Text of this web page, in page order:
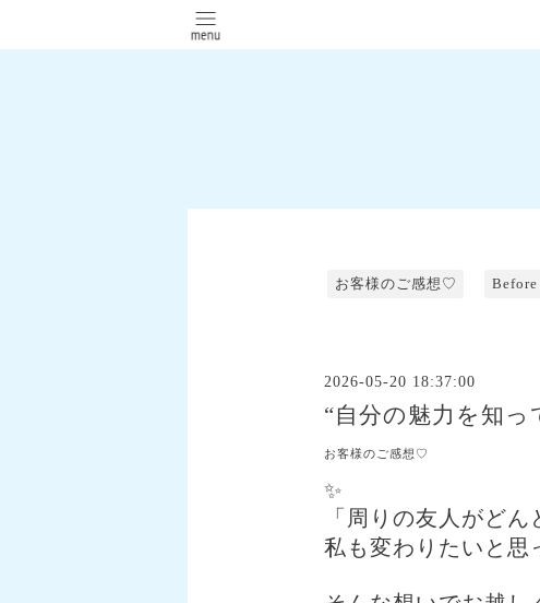
お客様のご感想♡ Before
2026-05-20 18:37:00
“自分の魅力を知
お客様のご感想♡
✨
「周りの友人がどん
私も変わりたいと思